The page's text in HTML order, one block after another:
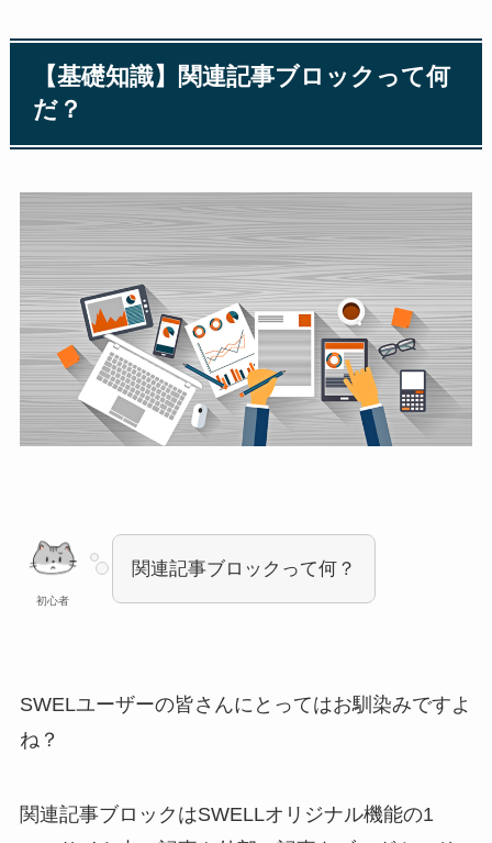
【基礎知識】関連記事ブロックって何
だ？
初心者
関連記事ブロックって何？
SWELユーザーの皆さんにとってはお馴染みですよ
ね？
関連記事ブロックはSWELLオリジナル機能の1